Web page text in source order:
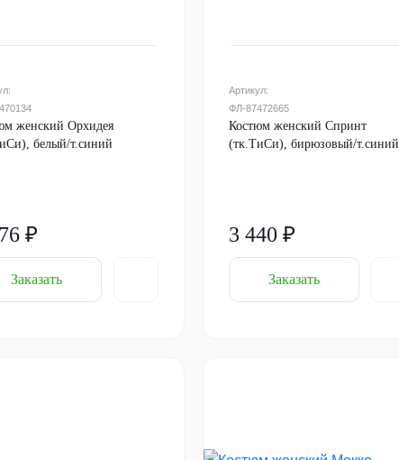
женский Орхидея
белый/т.синий
₽
Заказать
Артикул:
ФЛ-87472665
Костюм женский Спринт
(тк.ТиСи), бирюзовый/т.синий
3 440 ₽
Заказать